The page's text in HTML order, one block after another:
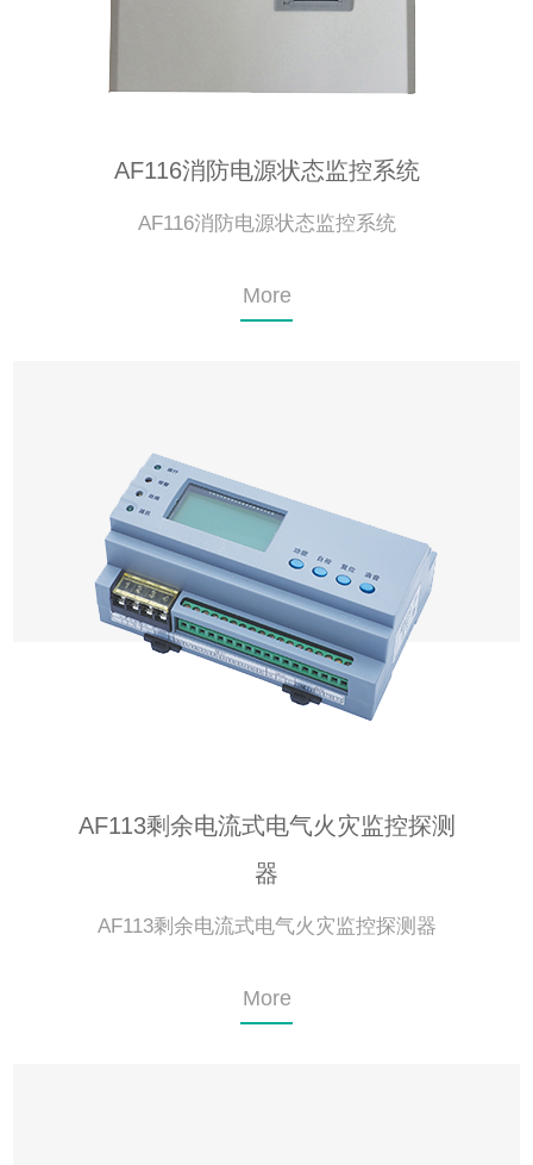
AF116消防电源状态监控系统
AF116消防电源状态监控系统
More
AF113剩余电流式电气火灾监控探测
器
AF113剩余电流式电气火灾监控探测器
More